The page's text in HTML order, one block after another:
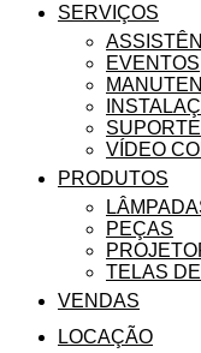
SERVIÇOS
EVENTOS
SUPORTE
VÍDEO
PRODUTOS
PEÇAS
TELAS
VENDAS
LOCAÇÃO